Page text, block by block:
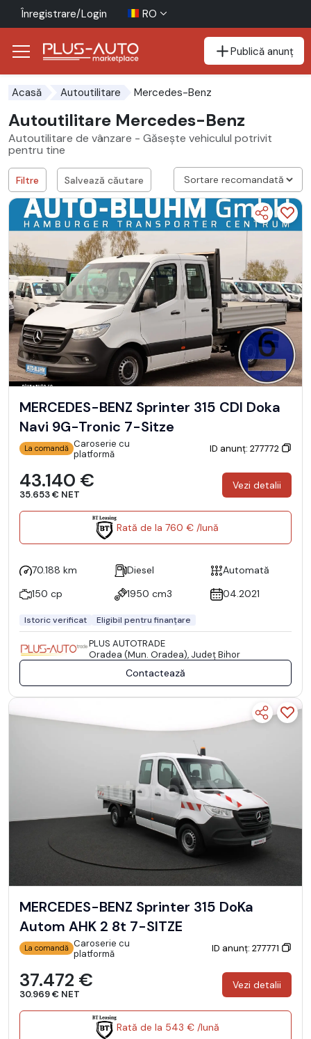
Înregistrare/Login RO
Publică anunț
Acasă Autoutilitare Mercedes-Benz
Autoutilitare Mercedes-Benz
Autoutilitare de vânzare - Găsește vehiculul potrivit
pentru tine
Salvează căutare
Filtre
MERCEDES-BENZ Sprinter 315 CDI Doka
Navi 9G-Tronic 7-Sitze
La comandă Caroserie cu
platformă
ID anunț: 277772
43.140 €
35.653 € NET
Vezi detalii
Rată de la 760 € /lună
70.188 km Diesel
Automată
150 cp
1950 cm3 04.2021
Istoric verificat Eligibil pentru finanțare
PLUS AUTOTRADE
Oradea (Mun. Oradea), Județ Bihor
Contactează
MERCEDES-BENZ Sprinter 315 DoKa
Autom AHK 2 8t 7-SITZE
La comandă Caroserie cu
platformă
ID anunț: 277771
37.472 €
30.969 € NET
Vezi detalii
Rată de la 543 € /lună